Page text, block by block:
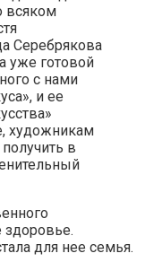
всяком
Серебрякова
уже готовой
с нами
и ее
художникам
в
здоровье.
для нее семья.